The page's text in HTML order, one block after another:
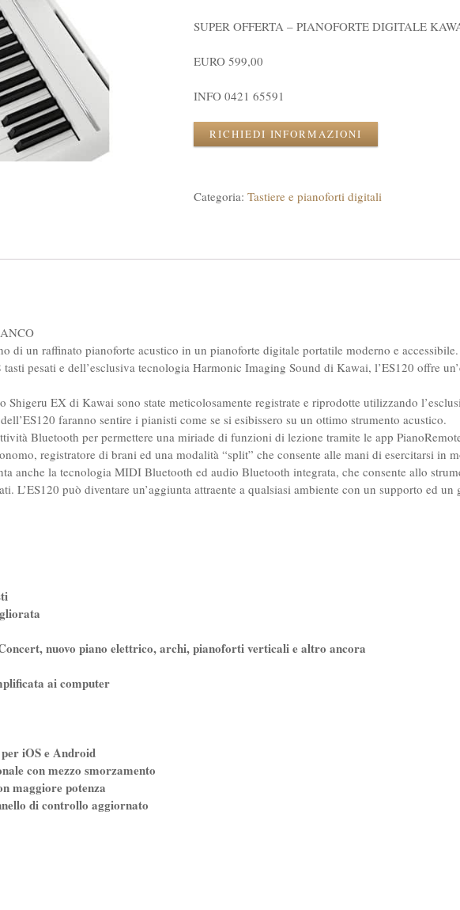
SUPER OFFERTA – PIANOFORTE DIGITALE
EURO 599,00
INFO 0421 65591
RICHIEDI INFORMAZIONI
Categoria: Tastiere e pianoforti digitali
di un raffinato pianoforte acustico in un pianoforte digitale portatile moderno e
pesati e dell’esclusiva tecnologia Harmonic Imaging Sound di Kawai, l’ES120 offre
Shigeru EX di Kawai sono state meticolosamente registrate e riprodotte utilizzando
faranno sentire i pianisti come se si esibissero su un ottimo strumento acustico.
Bluetooth per permettere una miriade di funzioni di lezione tramite le app
registratore di brani ed una modalità “split” che consente alle mani di esercitarsi in
anche la tecnologia MIDI Bluetooth ed audio Bluetooth integrata, che consente allo
L’ES120 può diventare un’aggiunta attraente a qualsiasi ambiente con un supporto ed un
nuovo piano elettrico, archi, pianoforti verticali e altro ancora
ai computer
iOS e Android
con mezzo smorzamento
maggiore potenza
di controllo aggiornato